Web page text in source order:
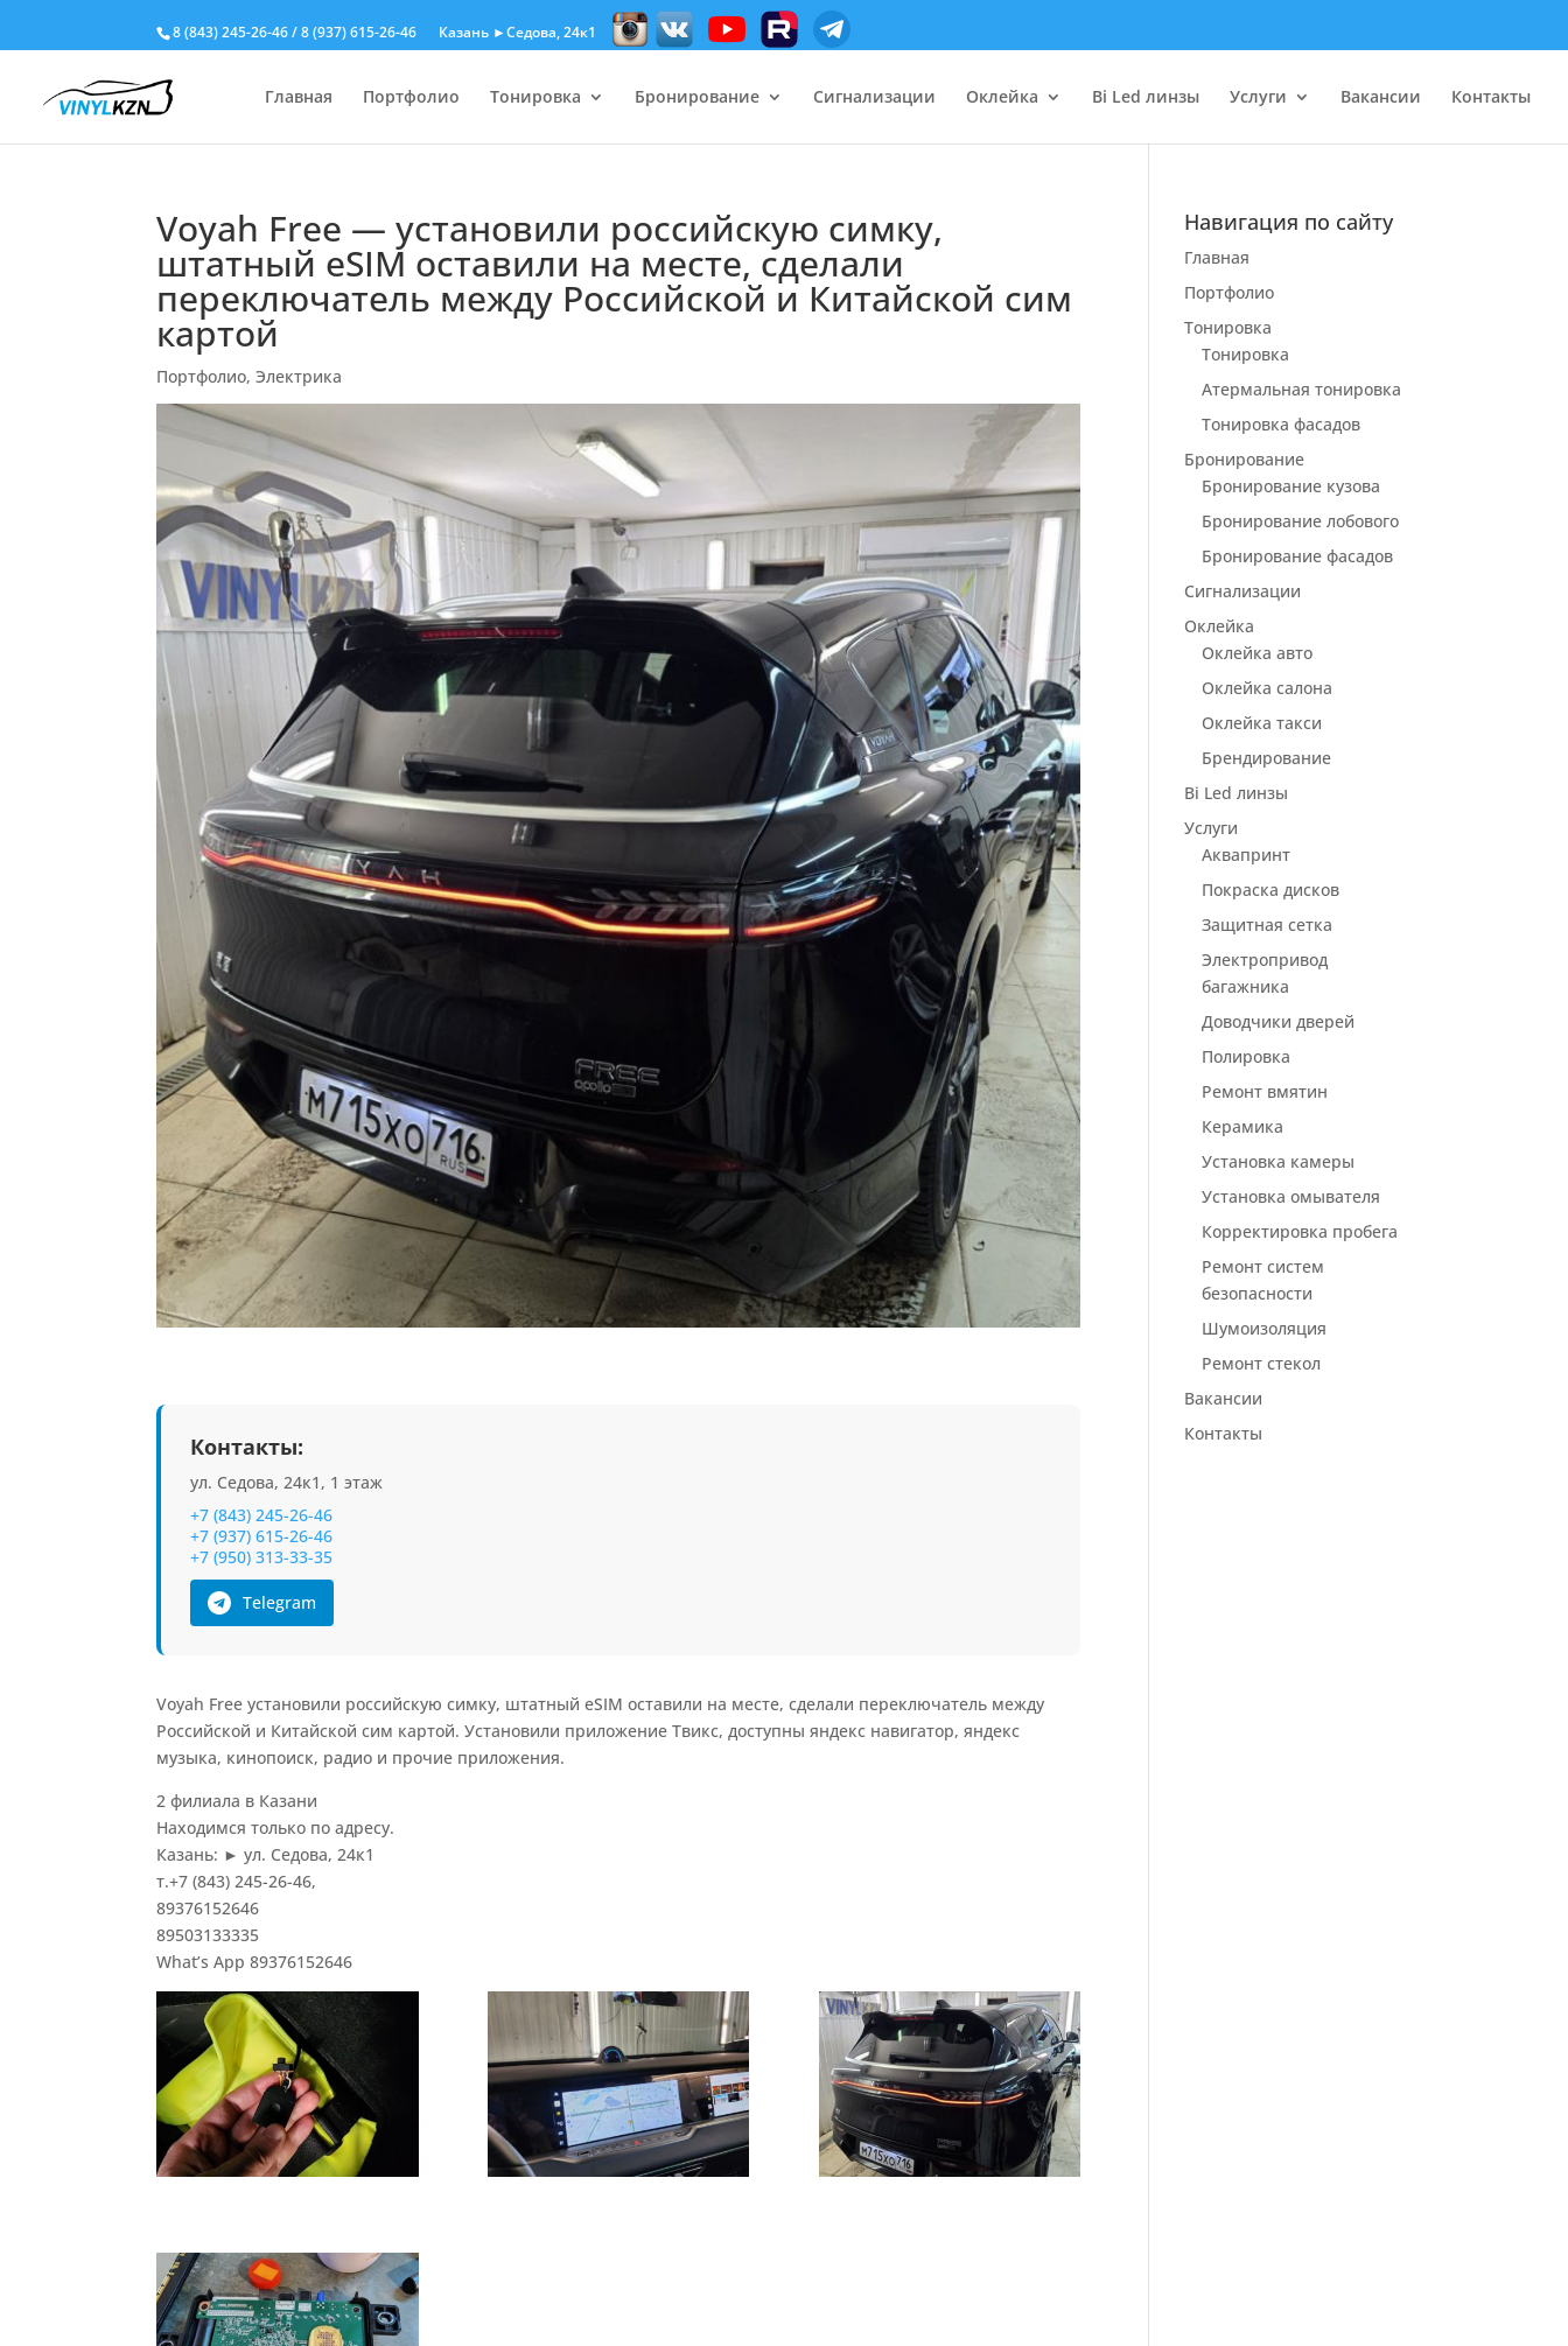
8 (843) 245-26-46/8 (937) 615-26-46 Казань ►Седова, 24к1
Главная Портфолио Тонировка Бронирование Сигнализации Оклейка Bi Led линзы Услуги Вакансии Контакты
Voyah Free — установили российскую симку,
штатный еSIM оставили на месте, сделали
переключатель между Российской и Китайской сим
картой
Портфолио,Электрика
Контакты:
ул. Седова, 24к1, 1 этаж
+7 (843) 245-26-46
+7 (937) 615-26-46
+7 (950) 313-33-35
Telegram
Voyah Free установили российскую симку, штатный еSIM оставили на месте, сделали переключатель между
Российской и Китайской сим картой. Установили приложение Твикс, доступны яндекс навигатор, яндекс
музыка, кинопоиск, радио и прочие приложения.
2 филиала в Казани
Находимся только по адресу.
Казань: ► ул. Седова, 24к1
т.+7 (843) 245-26-46,
89376152646
89503133335
What’s App 89376152646
Навигация по сайту
Главная
Портфолио
Тонировка
Тонировка
Атермальная тонировка
Тонировка фасадов
Бронирование
Бронирование кузова
Бронирование лобового
Бронирование фасадов
Сигнализации
Оклейка
Оклейка авто
Оклейка салона
Оклейка такси
Брендирование
Bi Led линзы
Услуги
Аквапринт
Покраска дисков
Защитная сетка
Электропривод
багажника
Доводчики дверей
Полировка
Ремонт вмятин
Керамика
Установка камеры
Установка омывателя
Корректировка пробега
Ремонт систем
безопасности
Шумоизоляция
Ремонт стекол
Вакансии
Контакты